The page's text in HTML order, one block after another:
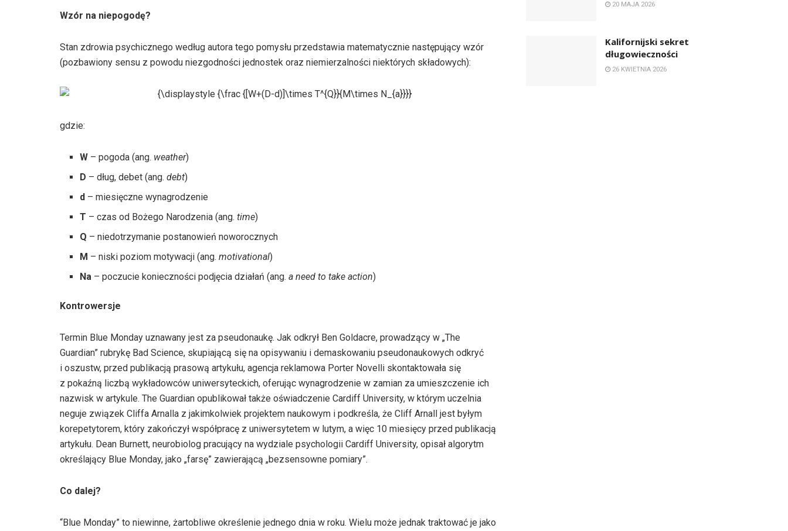
Wzór na niepogodę?
Stan zdrowia psychicznego według autora tego pomysłu przedstawia matematycznie następujący wzór
(pozbawiony sensu z powodu niezgodności jednostek oraz niemierzalności niektórych składowych):
gdzie:
W – pogoda (ang. weather)
D – dług, debet (ang.debt)
d – miesięczne wynagrodzenie
T – czas od Bożego Narodzenia (ang.time)
Q – niedotrzymanie postanowień noworocznych
M – niski poziom motywacji (ang.motivational)
Na – poczucie konieczności podjęcia działań (ang.a need to take action)
Kontrowersje
Termin Blue Monday uznawany jest za pseudonaukę. Jak odkrył Ben Goldacre, prowadzący w „The
Guardian” rubrykę Bad Science, skupiającą się na opisywaniu i demaskowaniu pseudonaukowych odkryć
i oszustw, przed publikacją prasową artykułu, agencja reklamowa Porter Novelli skontaktowała się
z pokaźną liczbą wykładowców uniwersyteckich, oferując wynagrodzenie w zamian za umieszczenie ich
nazwisk w artykule. The Guardian opublikował także oświadczenie Cardiff University, w którym uczelnia
neguje związek Cliffa Arnalla z jakimkolwiek projektem naukowym i podkreśla, że Cliff Arnall jest byłym
korepetytorem, który zakończył współpracę z uniwersytetem w lutym, a więc 10 miesięcy przed publikacją
artykułu. Dean Burnett, neurobiolog pracujący na wydziale psychologii Cardiff University, opisał algorytm
określający Blue Monday, jako „farsę” zawierającą „bezsensowne pomiary”.
Co dalej?
“Blue Monday” to niewinne, żartobliwe określenie jednego dnia w roku. Wielu może jednak traktować je jako
20 MAJA 2026
Kalifornijski sekret
długowieczności
26 KWIETNIA 2026